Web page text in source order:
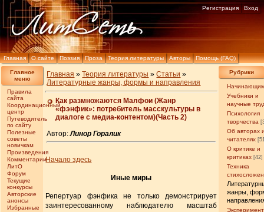
Главная О сайте Поэзия Проза Теория литературы Авторы Помощь (FAQ)
Регистрация Вход
Главное
меню
Правила
сайта
Координационный
центр
Путеводитель
по сайту
Полезные
советы
новичкам
Произведения
Комментарии
ЛитО
Форум
Текущие
конкурсы
Авторские
анонсы
Избранные
Рубрики
Учебники и
научные
Психология
творчества
Об авторах
читателях
О критике и
критиках [42]
Техника
жанры,
Главная »Теория литературы »Статьи »
Литературные жанры, формы и направления
Как размножаются Малфои (Жанр
«фэнфик»: потребитель масскультуры в
диалоге с медиа-контентом)(Часть 2)
Автор:Линор Горалик
Начало здесь
Иные миры
Репертуар фэнфика не только демонстрирует
заинтересованному наблюдателю масштаб